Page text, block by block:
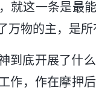
就这一条是最
万物的主，是所
到底开展了什
作，作在摩押